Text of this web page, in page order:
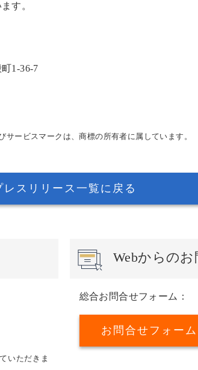
す。
1-36-7
ービスマークは、商標の所有者に属しています。
レスリリース一覧に戻る
いただきま
Webからのお
総合お問合せフォーム：
お問合せフォーム